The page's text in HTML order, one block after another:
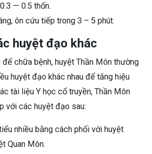
— 0.5 thốn.
ôn cứu tiếp trong 3 – 5 phút.
huyệt đạo khác
chữa bệnh, huyệt Thần Môn thường
huyệt đạo khác nhau để tăng hiệu
tài liệu Y học cổ truyền, Thần Môn
với các huyệt đạo sau:
nhiều bằng cách phối với huyệt
Quan Môn.